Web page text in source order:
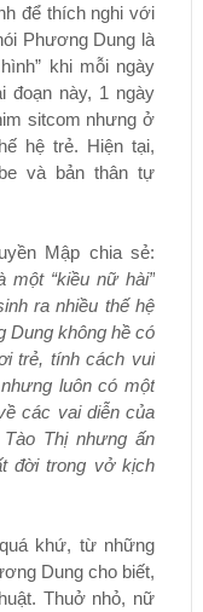
để thích nghi với
Phương Dung là
khi mỗi ngày
đoạn này, 1 ngày
sitcom nhưng ở
hệ trẻ. Hiện tại,
và bản thân tự
Mập chia sẻ:
một “kiều nữ hài”
ra nhiều thế hệ
Dung không hề có
trẻ, tính cách vui
luôn có một
các vai diễn của
Thị nhưng ấn
đời trong vở kịch
khứ, từ những
Dung cho biết,
Thuở nhỏ, nữ